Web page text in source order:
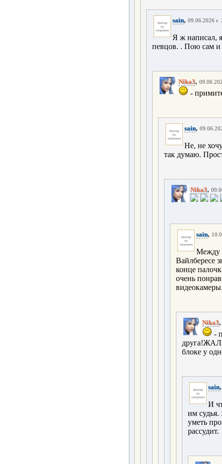
sain, 09.06.2026 г.
Я ж написал,
певцов. . Пою сам и
Nika3,
-
sain,
Не, не
так думаю.
Nika3,
sain,
Между
Вайлбересе
конце
очень
Nika3
-
блоке у
sain
И
им
уметь
рассудит.